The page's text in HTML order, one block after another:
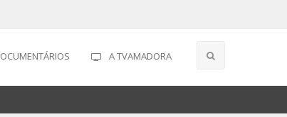
A TVAMADORA